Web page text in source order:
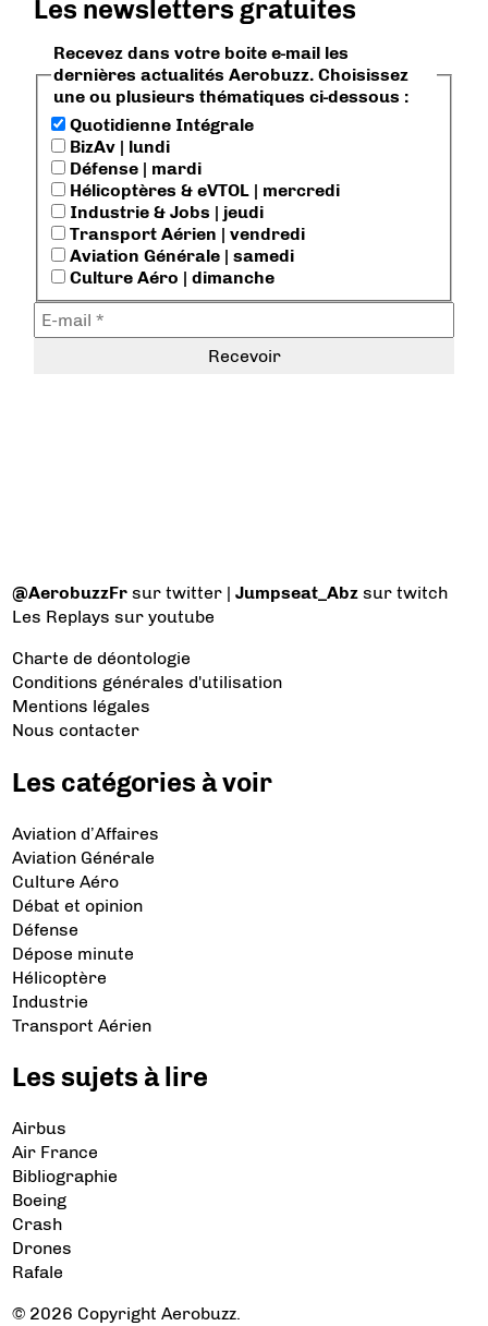
Les newsletters gratuites
Recevez dans votre boite e-mail les
dernières actualités Aerobuzz. Choisissez
une ou plusieurs thématiques ci-dessous :
Quotidienne Intégrale
BizAv | lundi
Défense | mardi
Hélicoptères & eVTOL | mercredi
Industrie & Jobs | jeudi
Transport Aérien | vendredi
Aviation Générale | samedi
Culture Aéro | dimanche
@AerobuzzFr sur twitter |Jumpseat_Abz sur twitch
Les Replays sur youtube
Charte de déontologie
Conditions générales d'utilisation
Mentions légales
Nous contacter
Les catégories à voir
Aviation d’Affaires
Aviation Générale
Culture Aéro
Débat et opinion
Défense
Dépose minute
Hélicoptère
Industrie
Transport Aérien
Les sujets à lire
Airbus
Air France
Bibliographie
Boeing
Crash
Drones
Rafale
© 2026 Copyright Aerobuzz.